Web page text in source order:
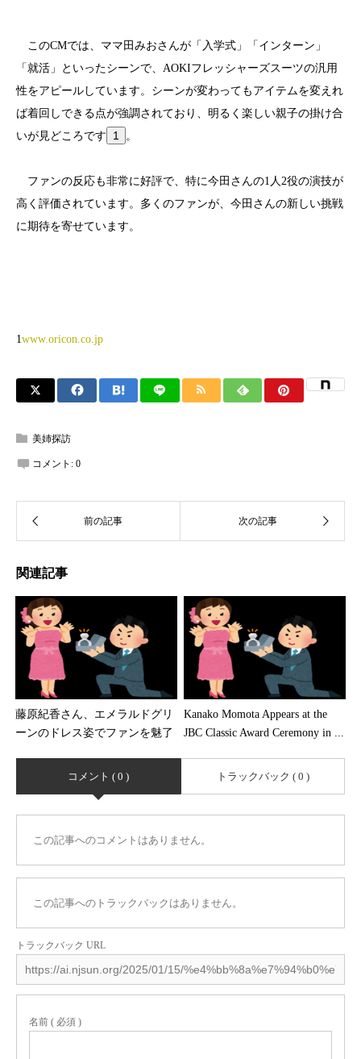
このCMでは、ママ田みおさんが「入学式」「インターン」
「就活」といったシーンで、AOKIフレッシャーズスーツの汎用
性をアピールしています。シーンが変わってもアイテムを変えれ
ば着回しできる点が強調されており、明るく楽しい親子の掛け合
いが見どころです
1 。
ファンの反応も非常に好評で、特に今田さんの1人2役の演技が
高く評価されています。多くのファンが、今田さんの新しい挑戦
に期待を寄せています。
1www.oricon.co.jp
美姉探訪
コメント: 0
関連記事
藤原紀香さん、エメラルドグリ
ーンのドレス姿でファンを魅了
Kanako Momota Appears at the
JBC Classic Award Ceremony in ...
コメント ( 0 ) トラックバック ( 0 )
この記事へのコメントはありません。
この記事へのトラックバックはありません。
トラックバック URL
名前 ( 必須 )